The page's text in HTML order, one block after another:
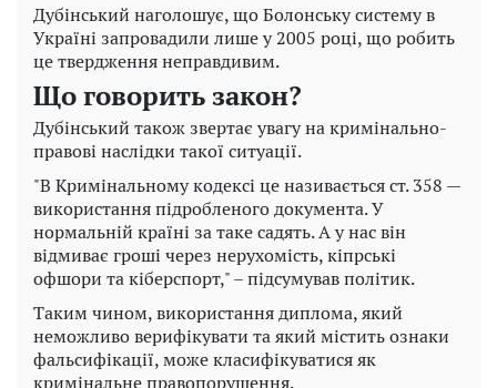
Дубінський наголошує, що Болонську систему в
Україні запровадили лише у 2005 році, що робить
це твердження неправдивим.
Що говорить закон?
Дубінський також звертає увагу на кримінально-
правові наслідки такої ситуації.
"В Кримінальному кодексі це називається ст. 358 —
використання підробленого документа. У
нормальній країні за таке садять. А у нас він
відмиває гроші через нерухомість, кіпрські
офшори та кіберспорт," – підсумував політик.
Таким чином, використання диплома, який
неможливо верифікувати та який містить ознаки
фальсифікації, може класифікуватися як
кримінальне правопорушення.